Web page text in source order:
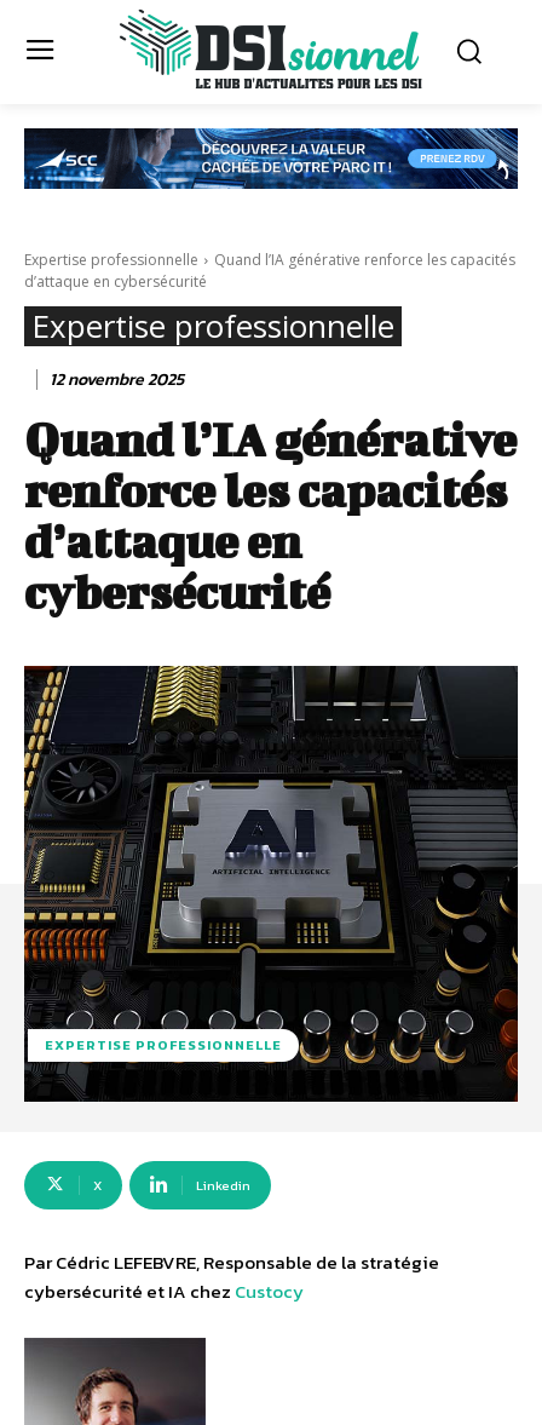
Expertise professionnelle
Quand l’IA générative renforce les capacités
d’attaque en cybersécurité
Expertise professionnelle
12 novembre 2025
Quand l’IA générative
renforce les capacités
d’attaque en
cybersécurité
EXPERTISE PROFESSIONNELLE
X Linkedin
Par Cédric LEFEBVRE, Responsable de la stratégie
cybersécurité et IA chez Custocy